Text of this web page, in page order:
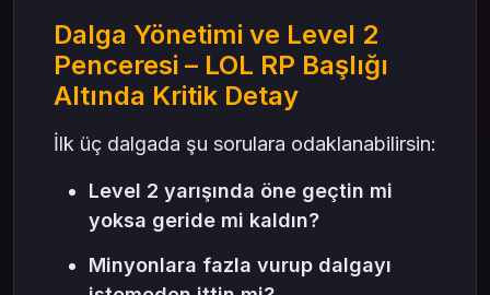
Dalga Yönetimi ve Level 2
Penceresi – LOL RP Başlığı
Altında Kritik Detay
İlk üç dalgada şu sorulara odaklanabilirsin:
Level 2 yarışında öne geçtin mi
yoksa geride mi kaldın?
Minyonlara fazla vurup dalgayı